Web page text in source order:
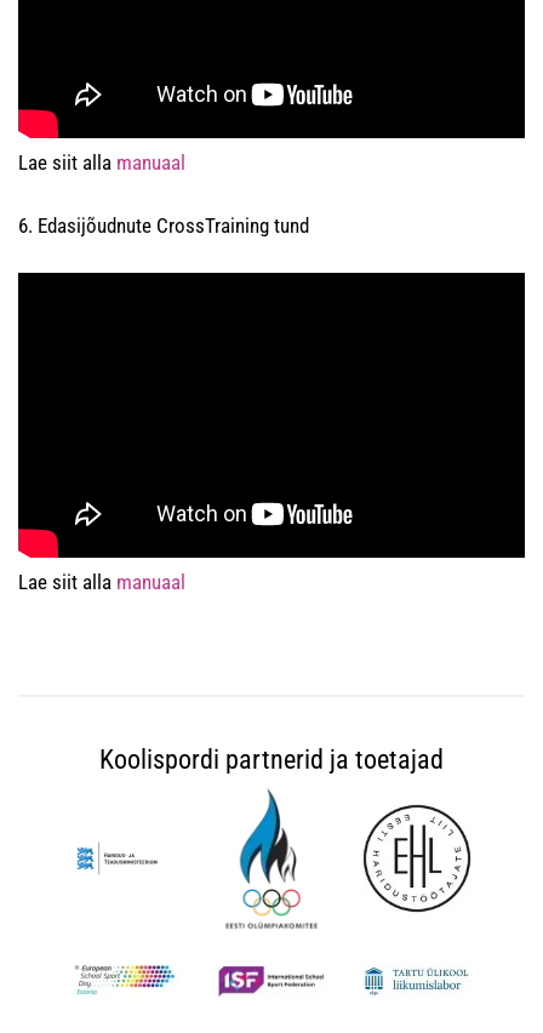
Lae siit alla manuaal
6. Edasijõudnute CrossTraining tund
Lae siit alla manuaal
Koolispordi partnerid ja toetajad